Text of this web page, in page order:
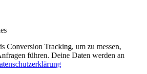
Conversion Tracking, um zu messen,
führen. Deine Daten werden an